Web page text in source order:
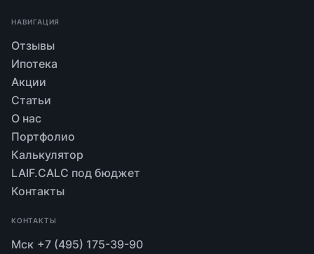
НАВИГАЦИЯ
Отзывы
Ипотека
Акции
Статьи
О нас
Портфолио
Калькулятор
LAIF.CALC под бюджет
Контакты
КОНТАКТЫ
Мск +7 (495) 175-39-90